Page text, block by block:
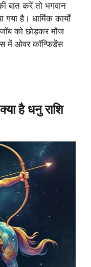
बात करें तो भगवान
है। धार्मिक कार्यों
को छोड़कर मौज
में ओवर कॉन्फिडेंस
है धनु राशि